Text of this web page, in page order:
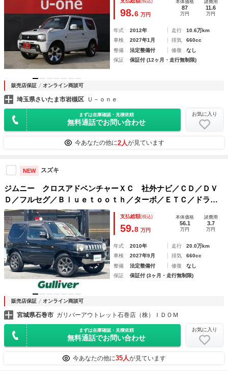
98.6 万円
本体価格
87
万円
諸費用
11.6
万円
年式 2012年 走行
10.6万km
車検
2027年1月 排気
660cc
整備
法定整備付 修復
なし
保証
保証付 (12ヶ月・走行無制限)
販売店保証 オンライン商談可
埼玉県さいたま市岩槻区 Ｕ－ｏｎｅ
まずは在庫確認・見積依頼
無料通話でお問い合わせ
お気に入り
今あなたの他に2人が見ています
NEW スズキ
ジムニー クロスアドベンチャーＸＣ 社外ナビ／ＣＤ／ＤＶ
Ｄ／フルセグ／Ｂｌｕｅｔｏｏｔｈ／ターボ／ＥＴＣ／ドライ
ブレコーダー／純正フロアマット／シートヒーター／社外マッ
トガード／ドアバイザー／純正アルミホイール／背面タイヤ／
スペアキー
支払総額(税込)
59.8 万円
本体価格
56.1
万円
諸費用
3.7
万円
年式 2010年 走行
20.0万km
車検
2027年9月 排気
660cc
整備
法定整備付 修復
なし
保証
保証付 (3ヶ月・走行無制限)
販売店保証 オンライン商談可
宮城県石巻市 ガリバーアウトレット石巻店（株）ＩＤＯＭ
まずは在庫確認・見積依頼
無料通話でお問い合わせ
お気に入り
今あなたの他に35人が見ています